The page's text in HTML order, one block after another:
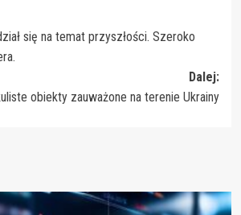
się na temat przyszłości. Szeroko
Dalej:
obiekty zauważone na terenie Ukrainy